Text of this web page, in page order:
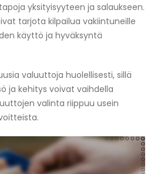
yksityisyyteen ja salaukseen.
tarjota kilpailua vakiintuneille
käyttö ja hyväksyntä
valuuttoja huolellisesti, sillä
ja kehitys voivat vaihdella
valinta riippuu usein